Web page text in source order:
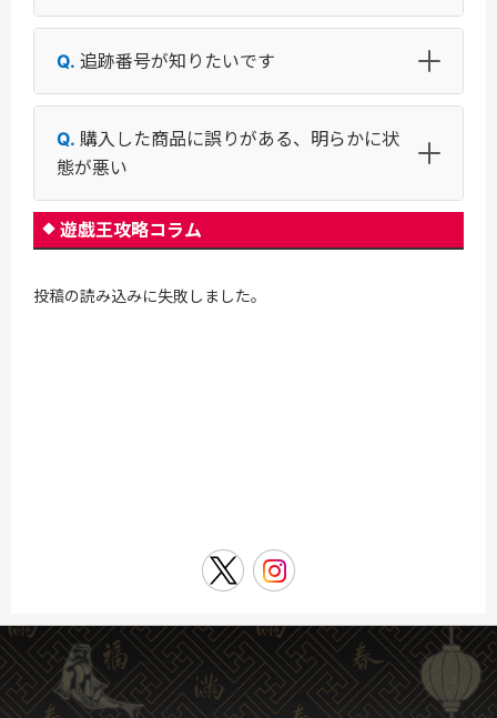
追跡番号が知りたいです
購入した商品に誤りがある、明らかに状
態が悪い
遊戯王攻略コラム
投稿の読み込みに失敗しました。